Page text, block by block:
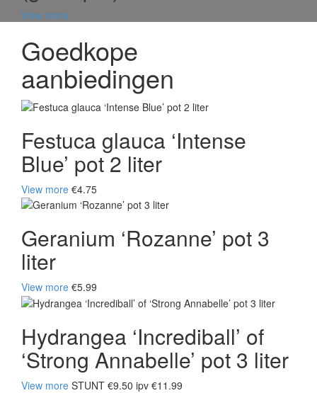
View more
Goedkope
aanbiedingen
Festuca glauca ‘Intense
Blue’ pot 2 liter
View more €4.75
Geranium ‘Rozanne’ pot 3
liter
View more €5.99
Hydrangea ‘Incrediball’ of
‘Strong Annabelle’ pot 3 liter
View more STUNT €9.50 ipv €11.99